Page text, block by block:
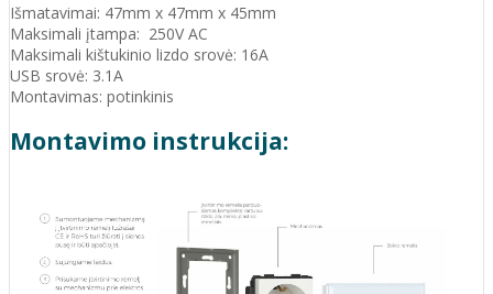
Išmatavimai: 47mm x 47mm x 45mm
Maksimali įtampa: 250V AC
Maksimali kištukinio lizdo srovė: 16A
USB srovė: 3.1A
Montavimas: potinkinis
Montavimo instrukcija: